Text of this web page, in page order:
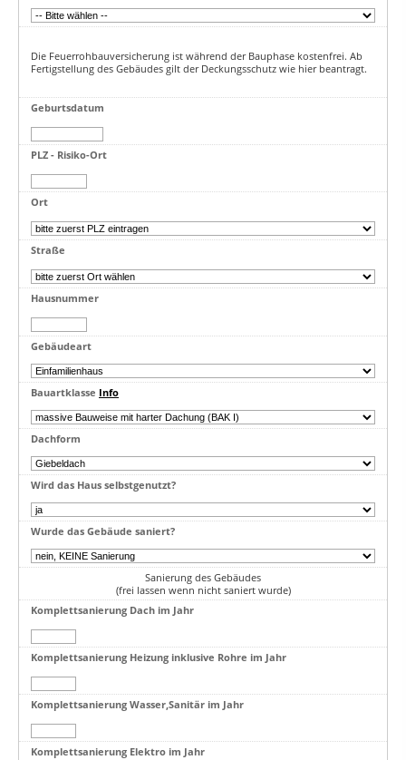
Die Feuerrohbauversicherung ist während der Bauphase kostenfrei. Ab
Fertigstellung des Gebäudes gilt der Deckungsschutz wie hier beantragt.
Geburtsdatum
PLZ - Risiko-Ort
Ort
Straße
Hausnummer
Gebäudeart
Bauartklasse Info
Dachform
Wird das Haus selbstgenutzt?
Wurde das Gebäude saniert?
Sanierung des Gebäudes
(frei lassen wenn nicht saniert wurde)
Komplettsanierung Dach im Jahr
Komplettsanierung Heizung inklusive Rohre im Jahr
Komplettsanierung Wasser,Sanitär im Jahr
Komplettsanierung Elektro im Jahr